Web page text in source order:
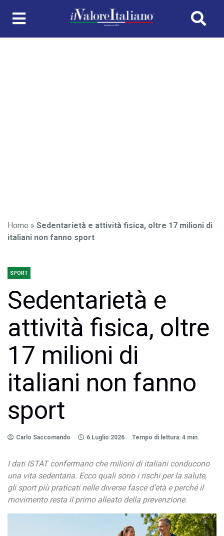
Home » Sedentarietà e attività fisica, oltre 17 milioni di
italiani non fanno sport
SPORT
Sedentarietà e
attività fisica, oltre
17 milioni di
italiani non fanno
sport
Carlo Saccomando 6 Luglio 2026 Tempo di lettura: 4 min.
I dati ISTAT confermano che milioni di italiani conducono
una vita sedentaria. Ecco quali sono i rischi per la salute,
gli sport più praticati nelle diverse fasce d'età e perché il
movimento resta il primo alleato della prevenzione.